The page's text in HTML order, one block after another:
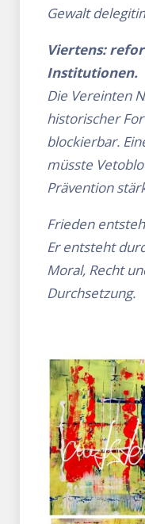
Gewalt
Viertens:
Institutionen.
Die Vereinten
historischer
blockierbar.
müsste
Prävention
Frieden
Er entsteht
Moral, Recht
Durchsetzung.